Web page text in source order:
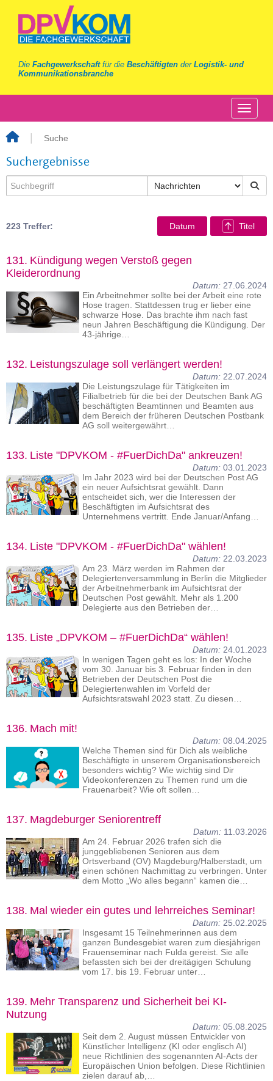
Die Fachgewerkschaftfür die Beschäftigten der Logistik- und
Kommunikationsbranche
Suche
Suchergebnisse
223 Treffer: Datum Titel
131. Kündigung wegen Verstoß gegen
Kleiderordnung
Datum: 27.06.2024
Ein Arbeitnehmer sollte bei der Arbeit eine rote
Hose tragen. Stattdessen trug er lieber eine
schwarze Hose. Das brachte ihm nach fast
neun Jahren Beschäftigung die Kündigung. Der
43-jährige…
132. Leistungszulage soll verlängert werden!
Datum: 22.07.2024
Die Leistungszulage für Tätigkeiten im
Filialbetrieb für die bei der Deutschen Bank AG
beschäftigten Beamtinnen und Beamten aus
dem Bereich der früheren Deutschen Postbank
AG soll weitergewährt…
133. Liste "DPVKOM - #FuerDichDa" ankreuzen!
Datum: 03.01.2023
Im Jahr 2023 wird bei der Deutschen Post AG
ein neuer Aufsichtsrat gewählt. Dann
entscheidet sich, wer die Interessen der
Beschäftigten im Aufsichtsrat des
Unternehmens vertritt. Ende Januar/Anfang…
134. Liste "DPVKOM - #FuerDichDa" wählen!
Datum: 22.03.2023
Am 23. März werden im Rahmen der
Delegiertenversammlung in Berlin die Mitglieder
der Arbeitnehmerbank im Aufsichtsrat der
Deutschen Post gewählt. Mehr als 1.200
Delegierte aus den Betrieben der…
135. Liste „DPVKOM – #FuerDichDa“ wählen!
Datum: 24.01.2023
In wenigen Tagen geht es los: In der Woche
vom 30. Januar bis 3. Februar finden in den
Betrieben der Deutschen Post die
Delegiertenwahlen im Vorfeld der
Aufsichtsratswahl 2023 statt. Zu diesen…
136. Mach mit!
Datum: 08.04.2025
Welche Themen sind für Dich als weibliche
Beschäftigte in unserem Organisationsbereich
besonders wichtig? Wie wichtig sind Dir
Videokonferenzen zu Themen rund um die
Frauenarbeit? Wie oft sollen…
137. Magdeburger Seniorentreff
Datum: 11.03.2026
Am 24. Februar 2026 trafen sich die
junggebliebenen Senioren aus dem
Ortsverband (OV) Magdeburg/Halberstadt, um
einen schönen Nachmittag zu verbringen. Unter
dem Motto „Wo alles begann“ kamen die…
138. Mal wieder ein gutes und lehrreiches Seminar!
Datum: 25.02.2025
Insgesamt 15 Teilnehmerinnen aus dem
ganzen Bundesgebiet waren zum diesjährigen
Frauenseminar nach Fulda gereist. Sie alle
befassten sich bei der dreitägigen Schulung
vom 17. bis 19. Februar unter…
139. Mehr Transparenz und Sicherheit bei KI-
Nutzung
Datum: 05.08.2025
Seit dem 2. August müssen Entwickler von
Künstlicher Intelligenz (KI oder englisch AI)
neue Richtlinien des sogenannten AI-Acts der
Europäischen Union befolgen. Diese Richtlinien
zielen darauf ab,…